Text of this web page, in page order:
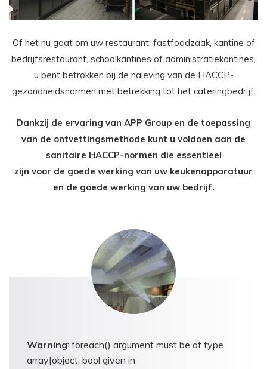
Of het nu gaat om uw restaurant, fastfoodzaak, kantine of
bedrijfsrestaurant, schoolkantines of administratiekantines,
u bent betrokken bij de naleving van de HACCP-
gezondheidsnormen met betrekking tot het cateringbedrijf.
Dankzij de ervaring van APP Group en de toepassing
van de ontvettingsmethode kunt u voldoen aan de
sanitaire HACCP-normen die essentieel
zijn voor de goede werking van uw keukenapparatuur
en de goede werking van uw bedrijf.
Warning: foreach() argument must be of type
array|object, bool given in